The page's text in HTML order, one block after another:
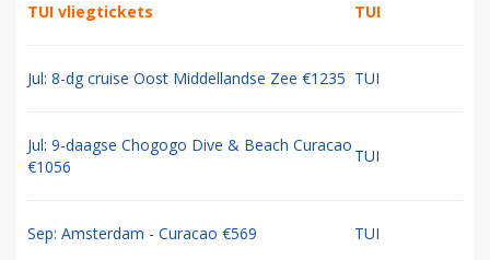
TUI vliegtickets TUI
Jul: 8-dg cruise Oost Middellandse Zee €1235 TUI
Jul: 9-daagse Chogogo Dive & Beach Curacao
€1056
TUI
Sep: Amsterdam - Curacao €569 TUI